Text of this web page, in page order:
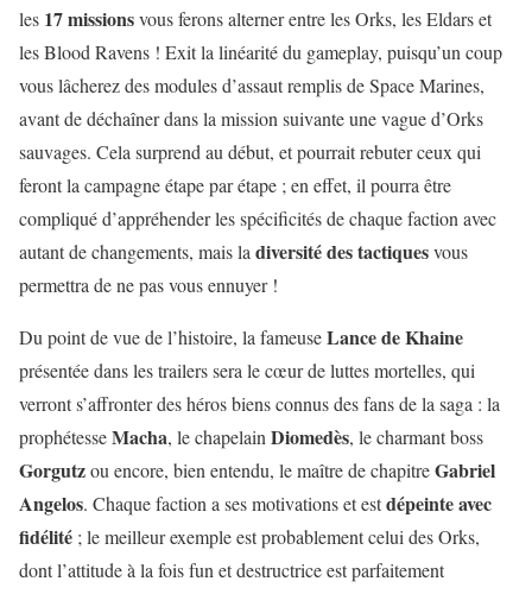
les 17 missionsvous ferons alterner entre les Orks, les Eldars et
les Blood Ravens ! Exit la linéarité du gameplay, puisqu’un coup
vous lâcherez des modules d’assaut remplis de Space Marines,
avant de déchaîner dans la mission suivante une vague d’Orks
sauvages. Cela surprend au début, et pourrait rebuter ceux qui
feront la campagne étape par étape ; en effet, il pourra être
compliqué d’appréhender les spécificités de chaque faction avec
autant de changements, mais ladiversité des tactiquesvous
permettra de ne pas vous ennuyer !
Du point de vue de l’histoire, la fameuseLance de Khaine
présentée dans les trailers sera le cœur de luttes mortelles, qui
verront s’affronter des héros biens connus des fans de la saga : la
prophétesseMacha, le chapelainDiomedès, le charmant boss
Gorgutzou encore, bien entendu, le maître de chapitreGabriel
Angelos. Chaque faction a ses motivations et estdépeinte avec
fidélité ; le meilleur exemple est probablement celui des Orks,
dont l’attitude à la fois fun et destructrice est parfaitement